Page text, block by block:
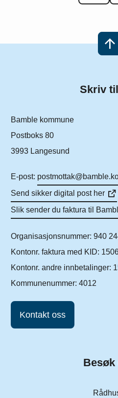
Skriv
Bamble kommune
Postboks 80
3993 Langesund
E-post:
Send sikker digital post her
Slik sender du faktura til
Organisasjonsnummer: 940
Kontonr. faktura med KID:
Kontonr. andre innbetalinger:
Kommunenummer: 4012
Kontakt oss
Besøk